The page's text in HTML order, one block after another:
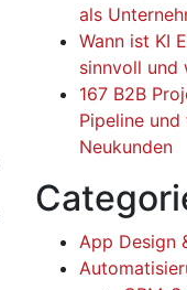
als
Wann ist KI
sinnvoll und
167 B2B
Pipeline
Neukunden
App Design